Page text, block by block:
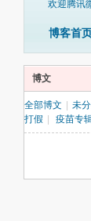
欢迎腾讯
博客首
博文
全部博文 未
打假
疫苗专